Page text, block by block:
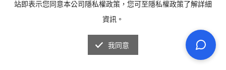
站即表示您同意本公司隱私權政策，您可至隱私權政策了解詳細
資訊。
我同意